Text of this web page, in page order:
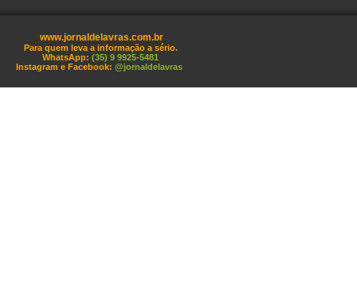
www.jornaldelavras.com.br
Para quem leva a informação a sério.
WhatsApp: (35) 9 9925-5481
Instagram e Facebook: @jornaldelavras